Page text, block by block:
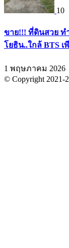
10
ขาย!!! ที่ดินสวย ท
โยธิน..ใกล้ BTS เ
1 พฤษภาคม 2026
© Copyright 2021-